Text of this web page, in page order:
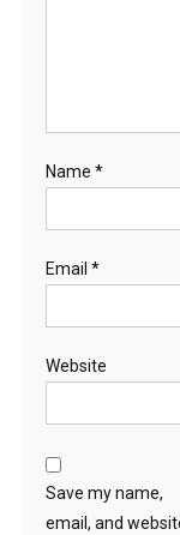
Name *
Email *
Website
Save my name,
email, and